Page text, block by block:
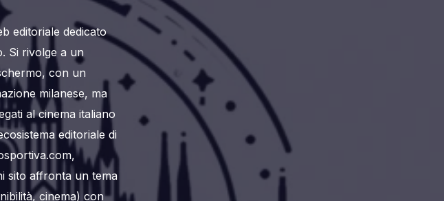
editoriale dedicato
Si rivolge a un
con un
milanese, ma
al cinema italiano
editoriale di
sito affronta un tema
cinema) con